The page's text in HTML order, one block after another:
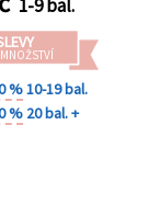
1-9 bal.
%10-19 bal.
% 20 bal. +